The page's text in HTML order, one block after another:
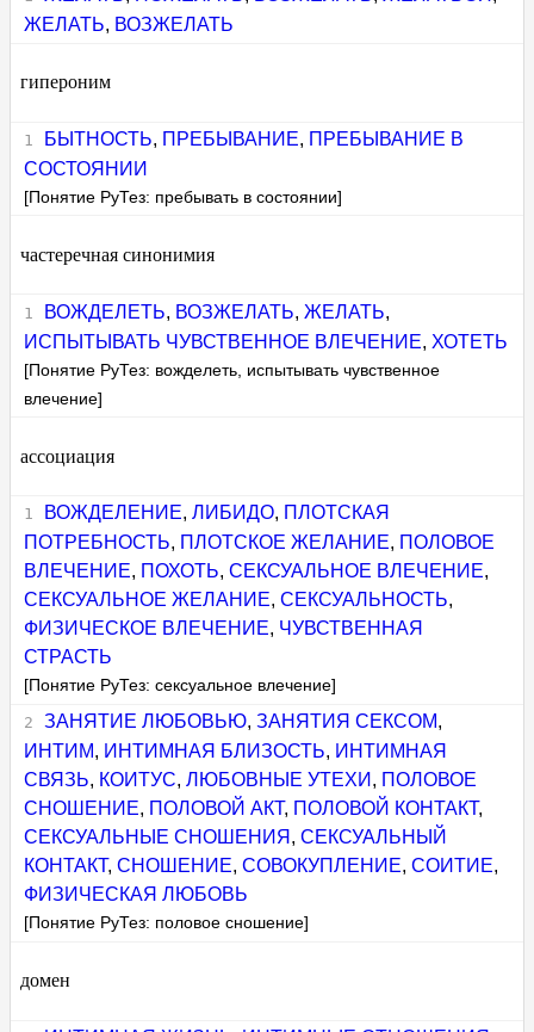
ЖЕЛАТЬ, ВОЗЖЕЛАТЬ
гипероним
БЫТНОСТЬ, ПРЕБЫВАНИЕ, ПРЕБЫВАНИЕ В
СОСТОЯНИИ
[Понятие РуТез: пребывать в состоянии]
частеречная синонимия
ВОЖДЕЛЕТЬ, ВОЗЖЕЛАТЬ, ЖЕЛАТЬ,
ИСПЫТЫВАТЬ ЧУВСТВЕННОЕ ВЛЕЧЕНИЕ, ХОТЕТЬ
[Понятие РуТез: вожделеть, испытывать чувственное
влечение]
ассоциация
ВОЖДЕЛЕНИЕ, ЛИБИДО, ПЛОТСКАЯ
ПОТРЕБНОСТЬ, ПЛОТСКОЕ ЖЕЛАНИЕ, ПОЛОВОЕ
ВЛЕЧЕНИЕ, ПОХОТЬ,СЕКСУАЛЬНОЕ ВЛЕЧЕНИЕ,
СЕКСУАЛЬНОЕ ЖЕЛАНИЕ,СЕКСУАЛЬНОСТЬ,
ФИЗИЧЕСКОЕ ВЛЕЧЕНИЕ, ЧУВСТВЕННАЯ
СТРАСТЬ
[Понятие РуТез: сексуальное влечение]
ЗАНЯТИЕ ЛЮБОВЬЮ, ЗАНЯТИЯ СЕКСОМ,
ИНТИМ, ИНТИМНАЯ БЛИЗОСТЬ, ИНТИМНАЯ
СВЯЗЬ, КОИТУС,ЛЮБОВНЫЕ УТЕХИ , ПОЛОВОЕ
СНОШЕНИЕ, ПОЛОВОЙ АКТ, ПОЛОВОЙ КОНТАКТ,
СЕКСУАЛЬНЫЕ СНОШЕНИЯ ,СЕКСУАЛЬНЫЙ
КОНТАКТ,СНОШЕНИЕ,СОВОКУПЛЕНИЕ,СОИТИЕ,
ФИЗИЧЕСКАЯ ЛЮБОВЬ
[Понятие РуТез: половое сношение]
домен